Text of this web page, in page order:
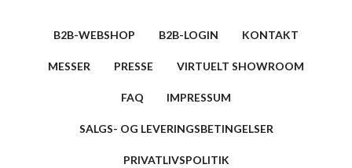
B2B-WEBSHOP B2B-LOGIN KONTAKT
MESSER PRESSE VIRTUELT SHOWROOM
FAQ IMPRESSUM
SALGS- OG LEVERINGSBETINGELSER
PRIVATLIVSPOLITIK